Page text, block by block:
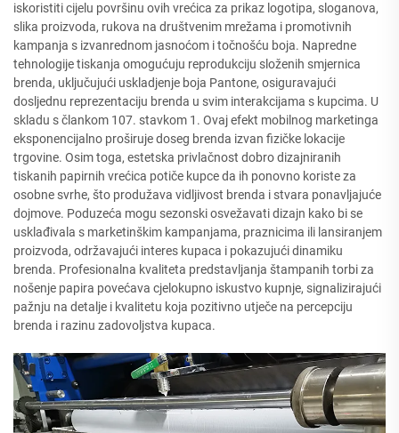
iskoristiti cijelu površinu ovih vrećica za prikaz logotipa, sloganova,
slika proizvoda, rukova na društvenim mrežama i promotivnih
kampanja s izvanrednom jasnoćom i točnošću boja. Napredne
tehnologije tiskanja omogućuju reprodukciju složenih smjernica
brenda, uključujući uskladjenje boja Pantone, osiguravajući
dosljednu reprezentaciju brenda u svim interakcijama s kupcima. U
skladu s člankom 107. stavkom 1. Ovaj efekt mobilnog marketinga
eksponencijalno proširuje doseg brenda izvan fizičke lokacije
trgovine. Osim toga, estetska privlačnost dobro dizajniranih
tiskanih papirnih vrećica potiče kupce da ih ponovno koriste za
osobne svrhe, što produžava vidljivost brenda i stvara ponavljajuće
dojmove. Poduzeća mogu sezonski osvežavati dizajn kako bi se
usklađivala s marketinškim kampanjama, praznicima ili lansiranjem
proizvoda, održavajući interes kupaca i pokazujući dinamiku
brenda. Profesionalna kvaliteta predstavljanja štampanih torbi za
nošenje papira povećava cjelokupno iskustvo kupnje, signalizirajući
pažnju na detalje i kvalitetu koja pozitivno utječe na percepciju
brenda i razinu zadovoljstva kupaca.